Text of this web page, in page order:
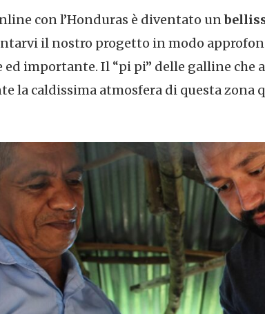
con l’Honduras è diventato un
il nostro progetto in modo
importante. Il “pi pi” delle galline che
la caldissima atmosfera di questa zona